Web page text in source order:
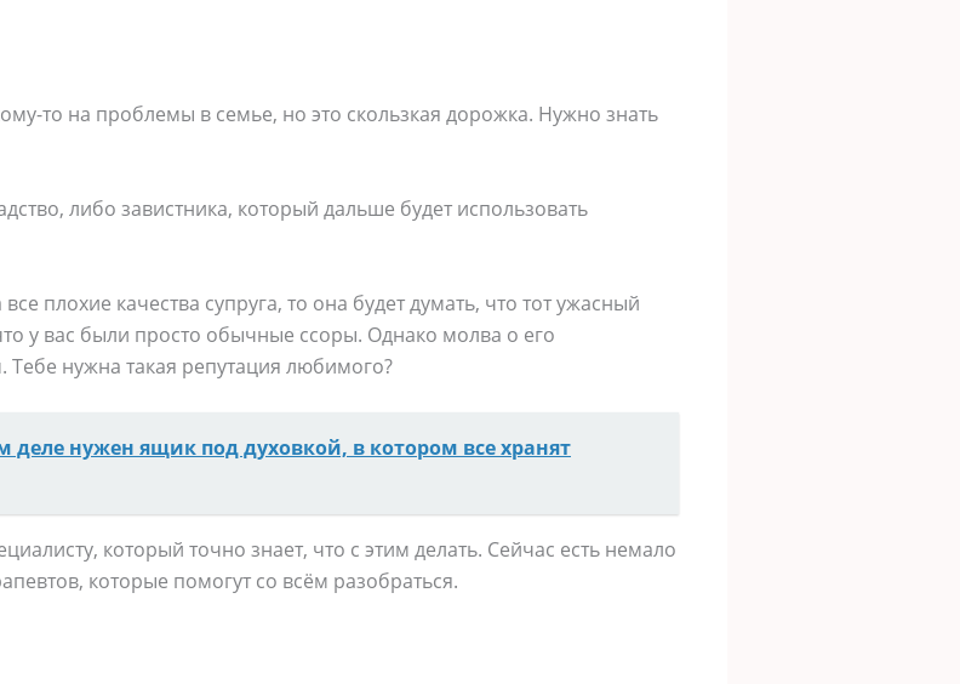
то на проблемы в семье, но это скользкая дорожка. Нужно знать
либо завистника, который дальше будет использовать
плохие качества супруга, то она будет думать, что тот ужасный
у вас были просто обычные ссоры. Однако молва о его
нужна такая репутация любимого?
деле нужен ящик под духовкой, в котором все хранят
который точно знает, что с этим делать. Сейчас есть немало
которые помогут со всём разобраться.